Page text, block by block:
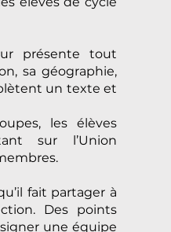
présente tout
sa géographie,
un texte et
les élèves
sur l’Union
fait partager à
Des points
une équipe